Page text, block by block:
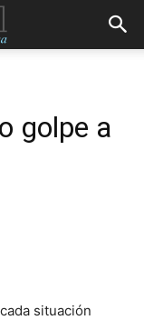
golpe a
situación